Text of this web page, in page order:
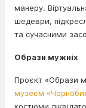
манеру.
шедеври,
та сучасними
Образи мужніх
Проєкт «Образи
музеєм